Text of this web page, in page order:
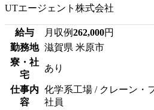
UTエージェント株式会社
給与 月収例262,000円
勤務地 滋賀県 米原市
寮・社
宅
あり
仕事内
容
化学系工場 / クレーン・
社員